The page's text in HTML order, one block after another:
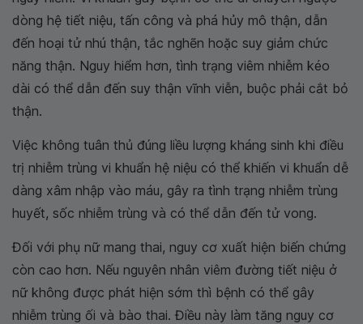
dòng hệ tiết niệu, tấn công và phá hủy mô thận, dẫn
đến hoại tử nhú thận, tắc nghẽn hoặc suy giảm chức
năng thận. Nguy hiểm hơn, tình trạng viêm nhiễm kéo
dài có thể dẫn đến suy thận vĩnh viễn, buộc phải cắt bỏ
thận.
Việc không tuân thủ đúng liều lượng kháng sinh khi điều
trị nhiễm trùng vi khuẩn hệ niệu có thể khiến vi khuẩn dễ
dàng xâm nhập vào máu, gây ra tình trạng nhiễm trùng
huyết, sốc nhiễm trùng và có thể dẫn đến tử vong.
Đối với phụ nữ mang thai, nguy cơ xuất hiện biến chứng
còn cao hơn. Nếu nguyên nhân viêm đường tiết niệu ở
nữ không được phát hiện sớm thì bệnh có thể gây
nhiễm trùng ối và bào thai. Điều này làm tăng nguy cơ